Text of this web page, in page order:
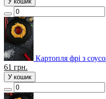
Картопля фрі з
61 грн.
У кошик